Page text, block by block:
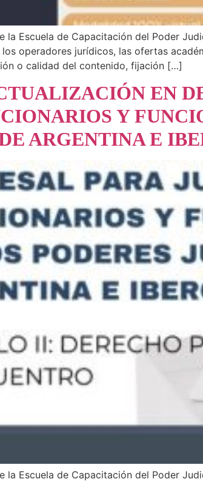
Escuela de Capacitación del Poder
operadores jurídicos, las ofertas
o calidad del contenido, fijación […]
EN
Y
ARGENTINA E
Escuela de Capacitación del Poder